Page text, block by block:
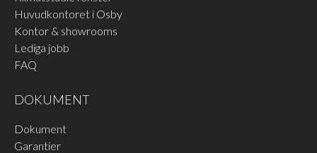
Huvudkontoret i Osby
Kontor & showrooms
Lediga jobb
FAQ
DOKUMENT
Dokument
Garantier